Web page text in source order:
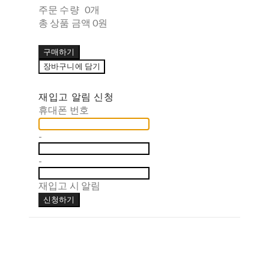
주문 수량 0개
총 상품 금액 0원
구매하기
장바구니에 담기
재입고 알림 신청
휴대폰 번호
-
-
재입고 시 알림
신청하기